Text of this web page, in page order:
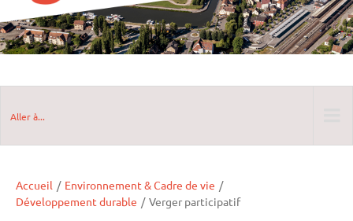
Aller à...
Accueil / Environnement & Cadre de vie /
Développement durable / Verger participatif